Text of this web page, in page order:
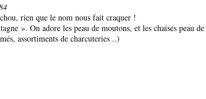
rien que le nom nous fait craquer !
». On adore les peau de moutons, et les chaises peau
assortiments de charcuteries ..)